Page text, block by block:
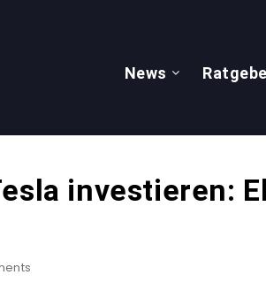
News
investieren: